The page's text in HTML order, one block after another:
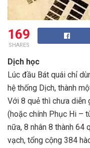
169
SHARES
Dịch học
Lúc đầu Bát quái chỉ
hệ thống Dịch, thành
Với 8 quẻ thì chưa diễn
(hoặc chính Phục Hi –
nữa, 8 nhân 8 thành 64
vạch, tổng cộng 384